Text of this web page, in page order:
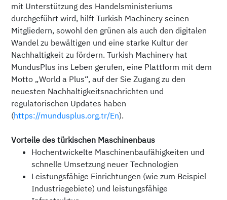
mit Unterstützung des Handelsministeriums
durchgeführt wird, hilft Turkish Machinery seinen
Mitgliedern, sowohl den grünen als auch den digitalen
Wandel zu bewältigen und eine starke Kultur der
Nachhaltigkeit zu fördern. Turkish Machinery hat
MundusPlus ins Leben gerufen, eine Plattform mit dem
Motto „World a Plus“, auf der Sie Zugang zu den
neuesten Nachhaltigkeitsnachrichten und
regulatorischen Updates haben
(https://mundusplus.org.tr/En).
Vorteile des türkischen Maschinenbaus
Hochentwickelte Maschinenbaufähigkeiten und
schnelle Umsetzung neuer Technologien
Leistungsfähige Einrichtungen (wie zum Beispiel
Industriegebiete) und leistungsfähige